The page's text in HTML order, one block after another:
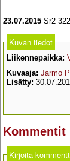
23.07.2015 Sr2
Kuvan tiedot
Liikennepaikka:
Kuvaaja: Jarmo
Lisätty:
Kommentit
Kirjoita